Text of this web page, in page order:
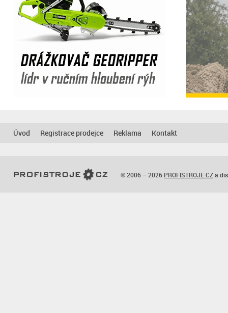
Úvod Registrace prodejce Reklama Kontakt
© 2006 – 2026 PROFISTROJE.CZa